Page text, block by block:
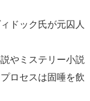
ドック氏が元囚人
やミステリー小説
ロセスは固唾を飲